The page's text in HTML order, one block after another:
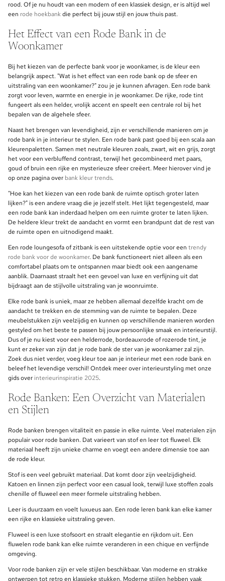
rood. Of je nu houdt van een modern of een klassiek design, er is altijd wel
een rode hoekbankdie perfect bij jouw stijl en jouw thuis past.
Het Effect van een Rode Bank in de
Woonkamer
Bij het kiezen van de perfecte bank voor je woonkamer, is de kleur een
belangrijk aspect. "Wat is het effect van een rode bank op de sfeer en
uitstraling van een woonkamer?" zou je je kunnen afvragen. Een rode bank
zorgt voor leven, warmte en energie in je woonkamer. De rijke, rode tint
fungeert als een helder, vrolijk accent en speelt een centrale rol bij het
bepalen van de algehele sfeer.
Naast het brengen van levendigheid, zijn er verschillende manieren om je
rode bank in je interieur te stylen. Een rode bank past goed bij een scala aan
kleurenpaletten. Samen met neutrale kleuren zoals, zwart, wit en grijs, zorgt
het voor een verbluffend contrast, terwijl het gecombineerd met paars,
goud of bruin een rijke en mysterieuze sfeer creëert. Meer hierover vind je
op onze pagina over bank kleur trends.
"Hoe kan het kiezen van een rode bank de ruimte optisch groter laten
lijken?" is een andere vraag die je jezelf stelt. Het lijkt tegengesteld, maar
een rode bank kan inderdaad helpen om een ruimte groter te laten lijken.
De heldere kleur trekt de aandacht en vormt een brandpunt dat de rest van
de ruimte open en uitnodigend maakt.
Een rode loungesofa of zitbank is een uitstekende optie voor een trendy
rode bank voor de woonkamer. De bank functioneert niet alleen als een
comfortabel plaats om te ontspannen maar biedt ook een aangename
aanblik. Daarnaast straalt het een gevoel van luxe en verfijning uit dat
bijdraagt aan de stijlvolle uitstraling van je woonruimte.
Elke rode bank is uniek, maar ze hebben allemaal dezelfde kracht om de
aandacht te trekken en de stemming van de ruimte te bepalen. Deze
meubelstukken zijn veelzijdig en kunnen op verschillende manieren worden
gestyled om het beste te passen bij jouw persoonlijke smaak en interieurstijl.
Dus of je nu kiest voor een helderrode, bordeauxrode of rozerode tint, je
kunt er zeker van zijn dat je rode bank de ster van je woonkamer zal zijn.
Zoek dus niet verder, voeg kleur toe aan je interieur met een rode bank en
beleef het levendige verschil! Ontdek meer over interieurstyling met onze
gids over interieurinspiratie 2025.
Rode Banken: Een Overzicht van Materialen
en Stijlen
Rode banken brengen vitaliteit en passie in elke ruimte. Veel materialen zijn
populair voor rode banken. Dat varieert van stof en leer tot fluweel. Elk
materiaal heeft zijn unieke charme en voegt een andere dimensie toe aan
de rode kleur.
Stof is een veel gebruikt materiaal. Dat komt door zijn veelzijdigheid.
Katoen en linnen zijn perfect voor een casual look, terwijl luxe stoffen zoals
chenille of fluweel een meer formele uitstraling hebben.
Leer is duurzaam en voelt luxueus aan. Een rode leren bank kan elke kamer
een rijke en klassieke uitstraling geven.
Fluweel is een luxe stofsoort en straalt elegantie en rijkdom uit. Een
fluwelen rode bank kan elke ruimte veranderen in een chique en verfijnde
omgeving.
Voor rode banken zijn er vele stijlen beschikbaar. Van moderne en strakke
ontwerpen tot retro en klassieke stukken. Moderne stijlen hebben vaak